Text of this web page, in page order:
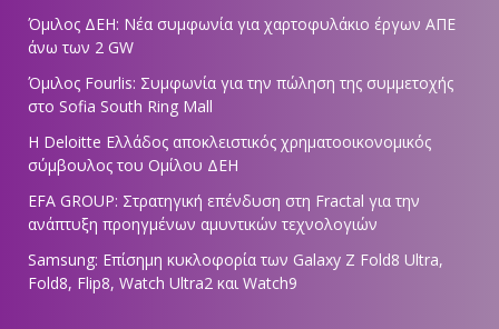
Όμιλος ΔΕΗ: Νέα συμφωνία για χαρτοφυλάκιο έργων ΑΠΕ
άνω των 2 GW
Όμιλος Fourlis: Συμφωνία για την πώληση της συμμετοχής
στο Sofia South Ring Mall
Η Deloitte Ελλάδος αποκλειστικός χρηματοοικονομικός
σύμβουλος του Ομίλου ΔΕΗ
EFA GROUP: Στρατηγική επένδυση στη Fractal για την
ανάπτυξη προηγμένων αμυντικών τεχνολογιών
Samsung: Επίσημη κυκλοφορία των Galaxy Z Fold8 Ultra,
Fold8, Flip8, Watch Ultra2 και Watch9